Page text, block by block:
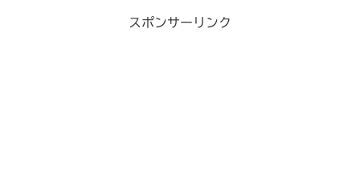
スポンサーリンク